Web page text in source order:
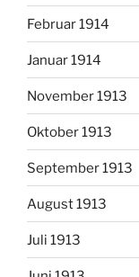
Februar 1914
Januar 1914
November 1913
Oktober 1913
September 1913
August 1913
Juli 1913